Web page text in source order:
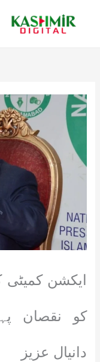
ایکشن کمیٹی
کو نقصان
دانیال عزیز